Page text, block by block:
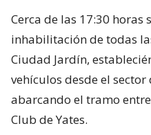
Cerca de las 17:30 horas
inhabilitación de todas
Ciudad Jardín,
vehículos desde el sector
abarcando el tramo
Club de Yates.